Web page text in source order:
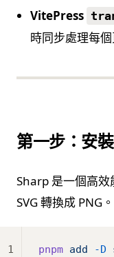
VitePress
時同步處理每
第一步：安
Sharp 是一個高
SVG 轉換成 PNG。
pnpm add -D
1